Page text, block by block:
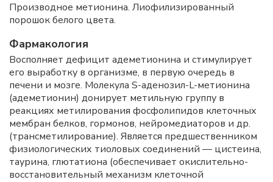
Производное метионина. Лиофилизированный
порошок белого цвета.
Фармакология
Восполняет дефицит адеметионина и стимулирует
его выработку в организме, в первую очередь в
печени и мозге. Молекула S-аденозил-L-метионина
(адеметионин) донирует метильную группу в
реакциях метилирования фосфолипидов клеточных
мембран белков, гормонов, нейромедиаторов и др.
(трансметилирование). Является предшественником
физиологических тиоловых соединений — цистеина,
таурина, глютатиона (обеспечивает окислительно-
восстановительный механизм клеточной